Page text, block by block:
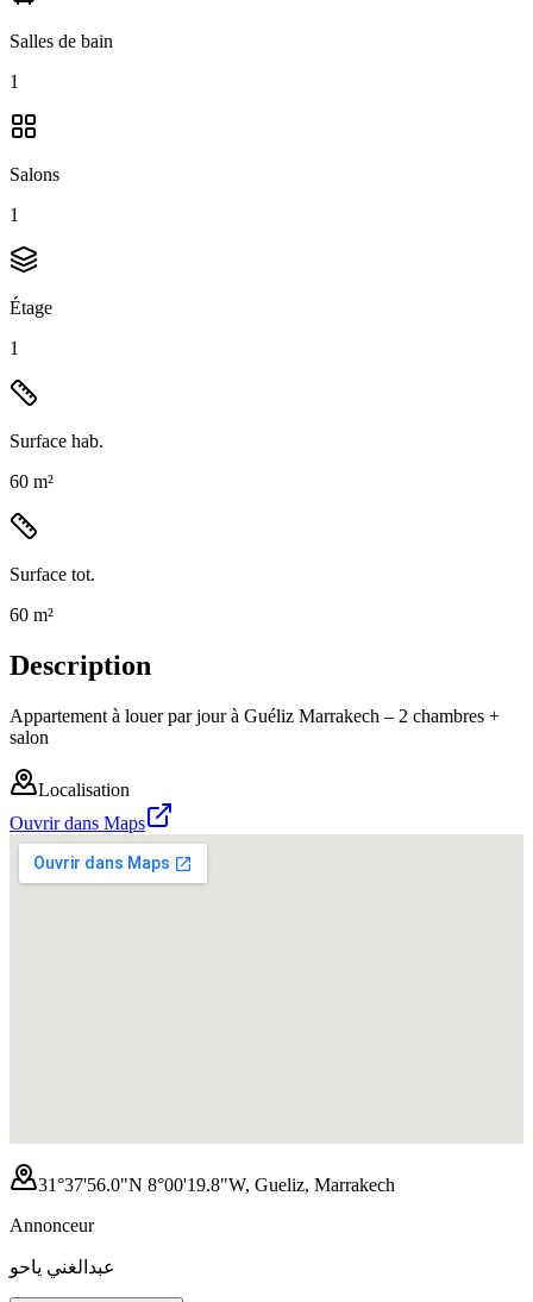
Salles de bain
1
Salons
1
Étage
1
Surface hab.
60 m²
Surface tot.
60 m²
Description
Appartement à louer par jour à Guéliz Marrakech – 2 chambres +
salon
Localisation
Ouvrir dans Maps
31°37'56.0"N 8°00'19.8"W, Gueliz, Marrakech
Annonceur
عبدالغني ياحو